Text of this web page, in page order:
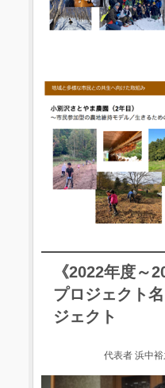
《2022年度～
プロジェクト
ジェクト
代表者 浜中